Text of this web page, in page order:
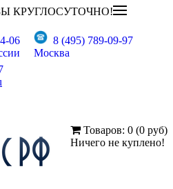
КРУГЛОСУТОЧНО!
06
8 (495) 789-09-97
Москва
Товаров: 0 (0 руб)
Ничего не куплено!